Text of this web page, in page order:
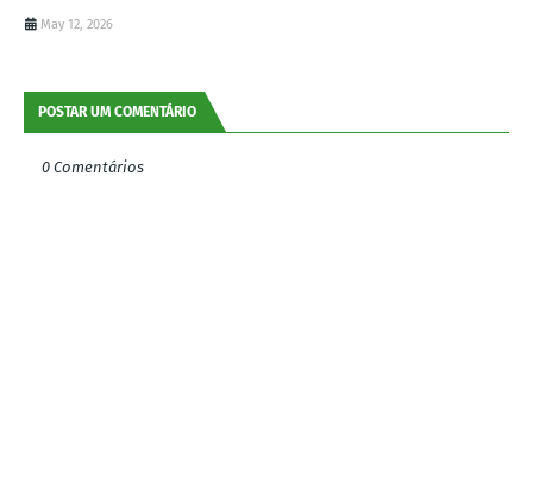
May 12, 2026
POSTAR UM COMENTÁRIO
0 Comentários